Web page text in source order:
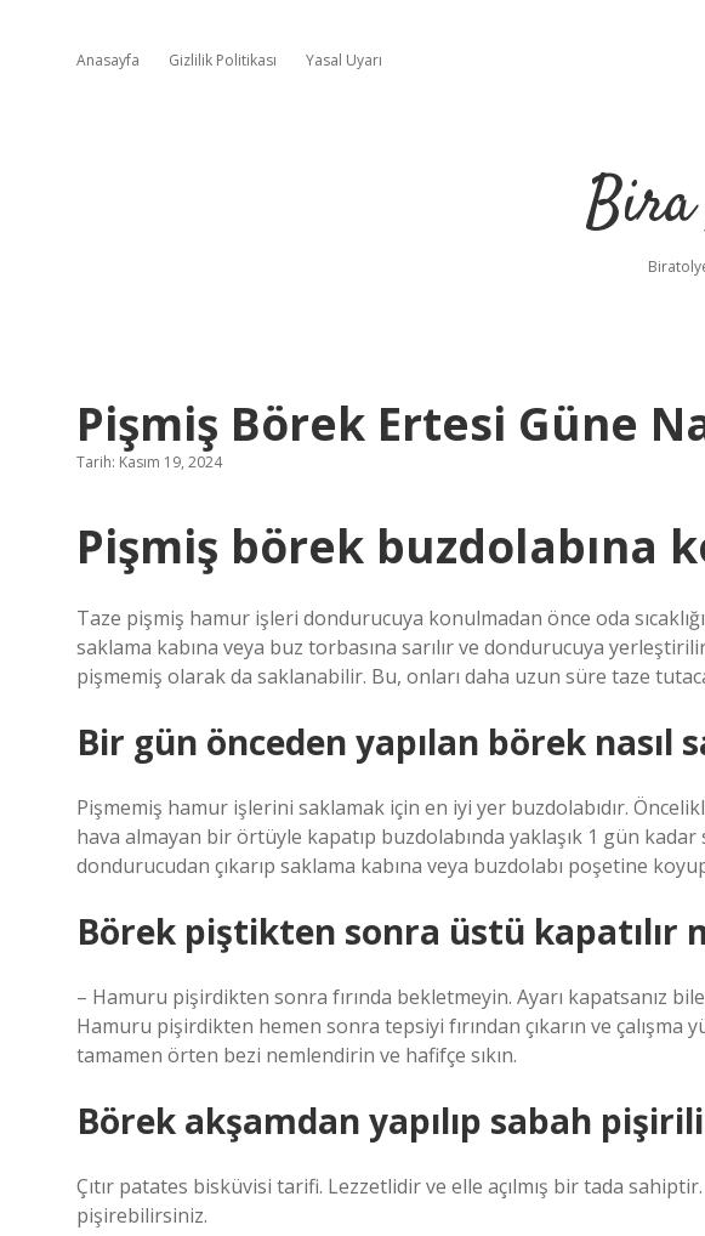
Anasayfa Gizlilik Politikası Yasal Uyarı
Bira
Pişmiş Börek Ertesi Güne
Tarih: Kasım 19, 2024
Pişmiş börek buzdolabına
Taze pişmiş hamur işleri dondurucuya konulmadan önce oda
saklama kabına veya buz torbasına sarılır ve dondurucuya
pişmemiş olarak da saklanabilir. Bu, onları daha uzun süre taze
Bir gün önceden yapılan börek nasıl
Pişmemiş hamur işlerini saklamak için en iyi yer buzdolabıdır.
hava almayan bir örtüyle kapatıp buzdolabında yaklaşık 1 gün
dondurucudan çıkarıp saklama kabına veya buzdolabı poşetine
Börek piştikten sonra üstü kapatılır
– Hamuru pişirdikten sonra fırında bekletmeyin. Ayarı kapatsanız
Hamuru pişirdikten hemen sonra tepsiyi fırından çıkarın ve çalışma
tamamen örten bezi nemlendirin ve hafifçe sıkın.
Börek akşamdan yapılıp sabah
Çıtır patates bisküvisi tarifi. Lezzetlidir ve elle açılmış bir tada
pişirebilirsiniz.